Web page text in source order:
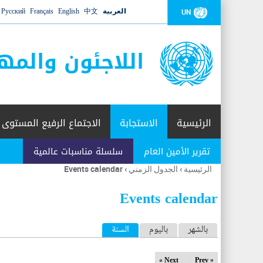
UN العربية 中文
English
Français
Русский
اللاجئون
الرئيسية الاستجابة
تقرير الأمين العام سلسلة مناسبات عالمية
الاجتماع الرفيع المستوى
أنت
هنا
الرئيسية › الجدول الزمني ›
Events calendar
Events calendar
ا
ل
بالشهر باليوم السنة (علامة التبويب النشطة)